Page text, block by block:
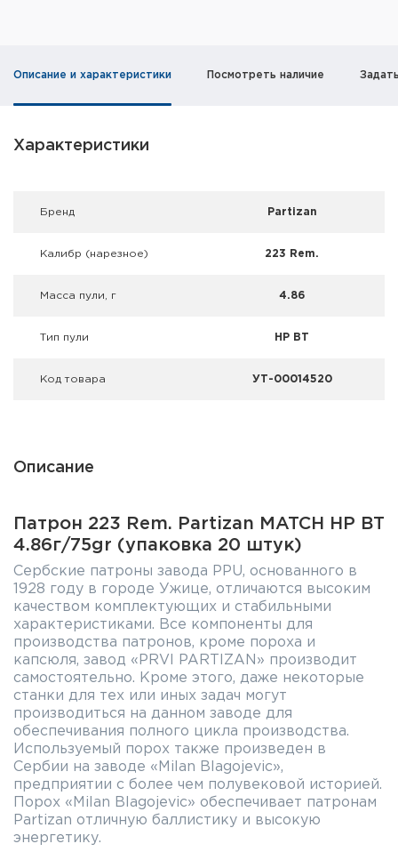
Фальшпатроны
Оружейные шкафы и сейфы
Описание и характеристики Посмотреть наличие
Характеристики
Брeнд Partizan
Калибр (нарезное) 223 Rem.
Масса пули, г 4.86
Тип пули HP BT
Код товара УТ-00014520
Описание
Патрон 223 Rem. Partizan MATCH HP BT
4.86г/75gr (упаковка 20 штук)
Сербские патроны завода PPU, основанного в
1928 году в городе Ужице, отличаются высоким
качеством комплектующих и стабильными
характеристиками. Все компоненты для
производства патронов, кроме пороха и
капсюля, завод «PRVI PARTIZAN» производит
самостоятельно. Кроме этого, даже некоторые
станки для тех или иных задач могут
производиться на данном заводе для
обеспечивания полного цикла производства.
Используемый порох также произведен в
Сербии на заводе «Milan Blagojevic»,
предприятии с более чем полувековой историей.
Порох «Milan Blagojevic» обеспечивает патронам
Partizan отличную баллистику и высокую
энергетику.